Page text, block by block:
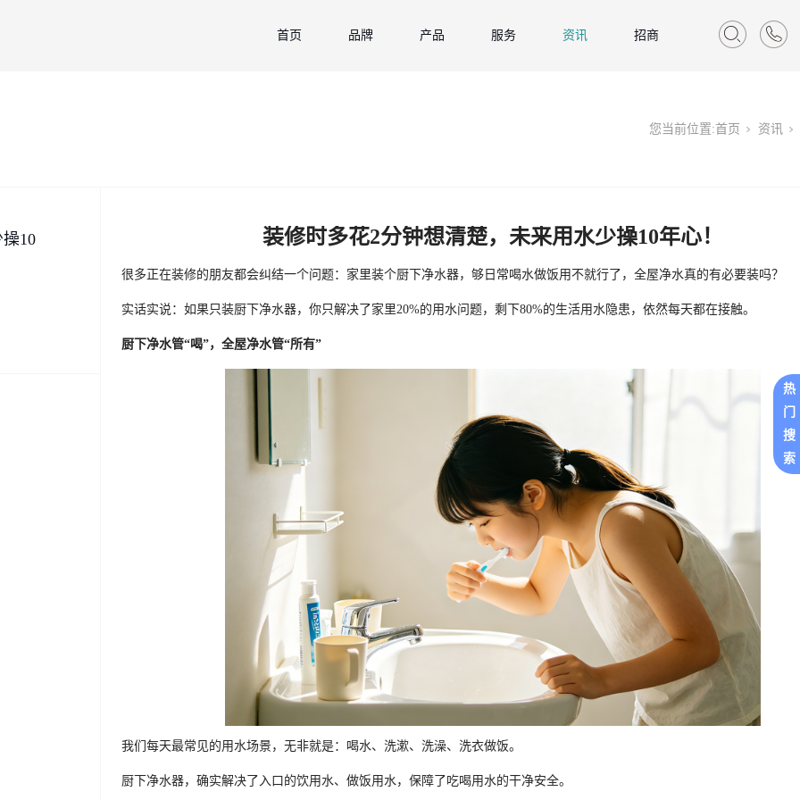
首页 品牌 产品 服务 资讯 招商
您当前位置:首页 资讯
10 装修时多花2分钟想清楚，未来用水少操10年心！
很多正在装修的朋友都会纠结一个问题：家里装个厨下净水器，够日常喝水做饭用不就行了，全屋净水真的有必要装吗？
实话实说：如果只装厨下净水器，你只解决了家里20%的用水问题，剩下80%的生活用水隐患，依然每天都在接触。
厨下净水管“喝”，全屋净水管“所有”
我们每天最常见的用水场景，无非就是：喝水、洗漱、洗澡、洗衣做饭。
厨下净水器，确实解决了入口的饮用水、做饭用水，保障了吃喝用水的干净安全。
热
门
搜
索